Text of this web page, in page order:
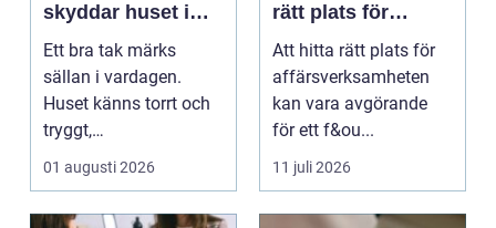
skyddar huset i
längden
Ett bra tak märks
sällan i vardagen.
Huset känns torrt och
tryggt,
inomhusklimatet
fungerar och ener...
01 augusti 2026
rätt plats för
affärsverksamhete
Att hitta rätt plats för
affärsverksamheten
kan vara avgörande
för ett f&ou...
11 juli 2026